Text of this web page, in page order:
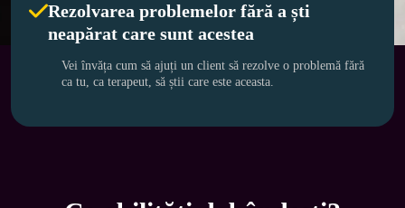
Rezolvarea problemelor fără a ști
neapărat care sunt acestea
Vei învăța cum să ajuți un client să rezolve o problemă fără
ca tu, ca terapeut, să știi care este aceasta.